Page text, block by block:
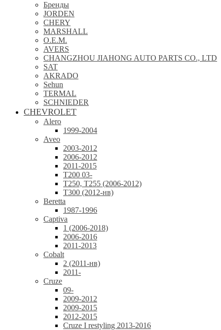
Бренды
JORDEN
CHERY
MARSHALL
O.E.M.
AVERS
CHANGZHOU JIAHONG AUTO PARTS CO., LTD
SAT
AKRADO
Sehun
TERMAL
SCHNIEDER
CHEVROLET
Alero
1999-2004
Aveo
2003-2012
2006-2012
2011-2015
T200 03-
T250, T255 (2006-2012)
T300 (2012-нв)
Beretta
1987-1996
Captiva
1 (2006-2018)
2006-2016
2011-2013
Cobalt
2 (2011-нв)
2011-
Cruze
09-
2009-2012
2009-2015
2012-2015
Cruze I restyling 2013-2016